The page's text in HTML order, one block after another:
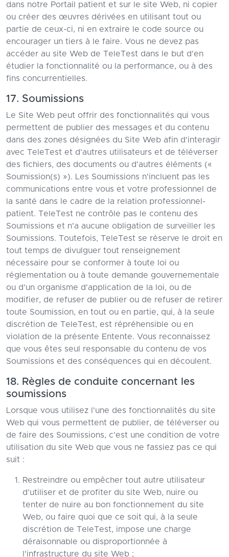
dans notre Portail patient et sur le site Web, ni copier
ou créer des œuvres dérivées en utilisant tout ou
partie de ceux-ci, ni en extraire le code source ou
encourager un tiers à le faire. Vous ne devez pas
accéder au site Web de TeleTest dans le but d'en
étudier la fonctionnalité ou la performance, ou à des
fins concurrentielles.
17. Soumissions
Le Site Web peut offrir des fonctionnalités qui vous
permettent de publier des messages et du contenu
dans des zones désignées du Site Web afin d'interagir
avec TeleTest et d'autres utilisateurs et de téléverser
des fichiers, des documents ou d'autres éléments («
Soumission(s) »). Les Soumissions n'incluent pas les
communications entre vous et votre professionnel de
la santé dans le cadre de la relation professionnel-
patient. TeleTest ne contrôle pas le contenu des
Soumissions et n'a aucune obligation de surveiller les
Soumissions. Toutefois, TeleTest se réserve le droit en
tout temps de divulguer tout renseignement
nécessaire pour se conformer à toute loi ou
réglementation ou à toute demande gouvernementale
ou d'un organisme d'application de la loi, ou de
modifier, de refuser de publier ou de refuser de retirer
toute Soumission, en tout ou en partie, qui, à la seule
discrétion de TeleTest, est répréhensible ou en
violation de la présente Entente. Vous reconnaissez
que vous êtes seul responsable du contenu de vos
Soumissions et des conséquences qui en découlent.
18. Règles de conduite concernant les
soumissions
Lorsque vous utilisez l'une des fonctionnalités du site
Web qui vous permettent de publier, de téléverser ou
de faire des Soumissions, c'est une condition de votre
utilisation du site Web que vous ne fassiez pas ce qui
suit :
Restreindre ou empêcher tout autre utilisateur
d'utiliser et de profiter du site Web, nuire ou
tenter de nuire au bon fonctionnement du site
Web, ou faire quoi que ce soit qui, à la seule
discrétion de TeleTest, impose une charge
déraisonnable ou disproportionnée à
l'infrastructure du site Web ;